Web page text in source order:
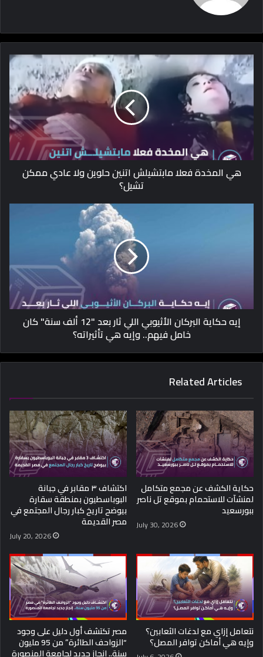
هي المخدة فعلا مابتشيلش اتنين حلوين ولا عادي ممكن
تشيل؟
إيه حكاية البركان الأثيوبي اللي ثار بعد "12 ألف سنة" كان
خامل فيهم.. وإيه هي تأثيراته؟
Related Articles
حكاية الكشف عن مجمع متكامل
لمنشآت للاستحمام بموقع تل ناصر
ببورسعيد
July 30, 2026
اكتشاف ٣ مقابر في جبانة
البوباسطيون بمنطقة سقارة
بيوضح تاريخ كبار رجال المجتمع في
مصر القديمة
July 20, 2026
نتعامل إزاي مع لدغات الثعابين؟
وإيه هي أماكن توافر المصل؟
مصر تكتشف أول دليل على وجود
“الزواحف الطائرة” من 95 مليون
سنة.. إنجاز جديد لجامعة المنصورة